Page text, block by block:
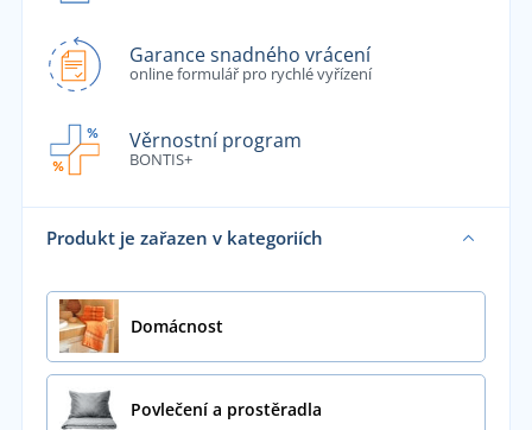
Garance snadného vrácení
online formulář pro rychlé vyřízení
Věrnostní program
BONTIS+
Produkt je zařazen v kategoriích
Domácnost
Povlečení a prostěradla